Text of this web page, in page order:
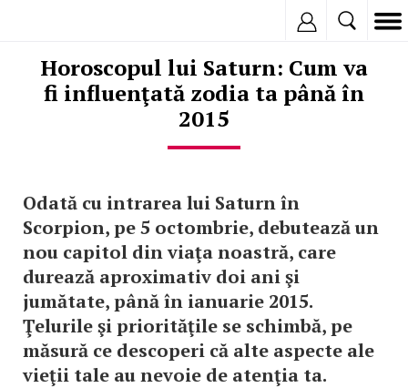
Horoscopul lui Saturn: Cum va
fi influenţată zodia ta până în
2015
Odată cu intrarea lui Saturn în
Scorpion, pe 5 octombrie, debutează un
nou capitol din viaţa noastră, care
durează aproximativ doi ani şi
jumătate, până în ianuarie 2015.
Ţelurile şi priorităţile se schimbă, pe
măsură ce descoperi că alte aspecte ale
vieţii tale au nevoie de atenţia ta.